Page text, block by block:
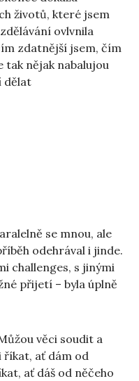
životů, které jsem
ovlvnila
zdatnější jsem, čím
tak nějak nabalujou
dělat
se mnou, ale
odehrával i jinde.
challenges, s jinými
přijetí – byla úplně
věci soudit a
říkat, ať dám od
ať dáš od něčeho